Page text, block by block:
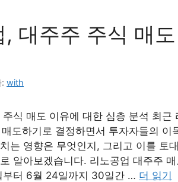
, 대주주 주식 매
with
식 매도 이유에 대한 심층 분석 최
도하기로 결정하면서 투자자들의 이
는 영향은 무엇인지, 그리고 이를 토
알아보겠습니다. 리노공업 대주주
터 6월 24일까지 30일간 … 더 읽기